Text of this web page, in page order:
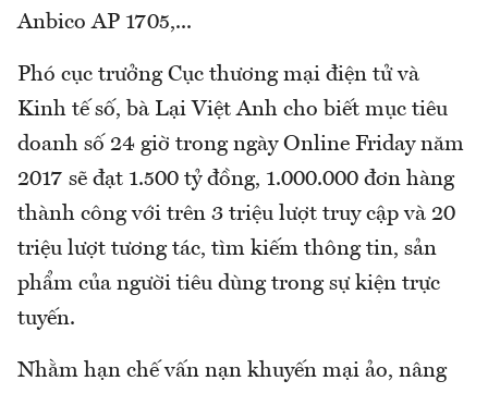
Anbico AP 1705,...
Phó cục trưởng Cục thương mại điện tử và
Kinh tế số, bà Lại Việt Anh cho biết mục tiêu
doanh số 24 giờ trong ngày Online Friday năm
2017 sẽ đạt 1.500 tỷ đồng, 1.000.000 đơn hàng
thành công với trên 3 triệu lượt truy cập và 20
triệu lượt tương tác, tìm kiếm thông tin, sản
phẩm của người tiêu dùng trong sự kiện trực
tuyến.
Nhằm hạn chế vấn nạn khuyến mại ảo, nâng